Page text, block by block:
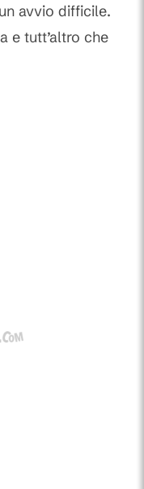
avvio difficile.
e tutt’altro che